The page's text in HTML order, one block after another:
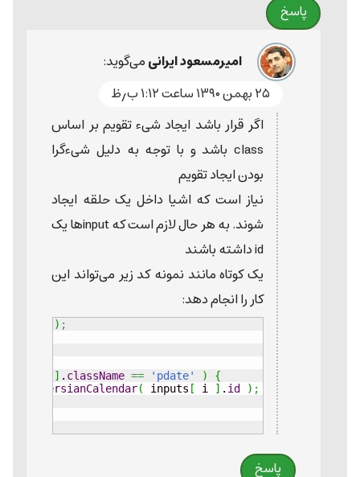
پاسخ
امیرمسعود ایرانیمی‌گوید:
۲۵ بهمن ۱۳۹۰ ساعت ۱:۱۲ ب٫ظ
اگر قرار باشد ایجاد شیء تقویم بر اساس
class باشد و با توجه به دلیل شیءگرا
بودن ایجاد تقویم
نیاز است که اشیا داخل یک حلقه ایجاد
شوند. به هر حال لازم است که inputها یک
id داشته باشند
یک کوتاه مانند نمونه کد زیر می‌تواند این
کار را انجام دهد:
) ;
] . className == 'pdate' )
{
persianCalendar( inputs [ i ] . id ) ;
پاسخ